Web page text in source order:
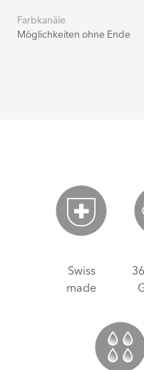
Farbkanäle
Möglichkeiten ohne Ende
Swiss
made